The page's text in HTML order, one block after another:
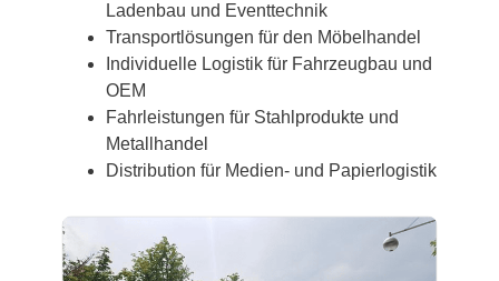
Ladenbau und Eventtechnik
Transportlösungen für den Möbelhandel
Individuelle Logistik für Fahrzeugbau und
OEM
Fahrleistungen für Stahlprodukte und
Metallhandel
Distribution für Medien- und Papierlogistik